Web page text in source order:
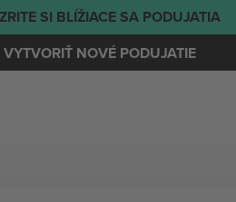
SI BLÍŽIACE SA PODUJATIA
VYTVORIŤ NOVÉ PODUJATIE